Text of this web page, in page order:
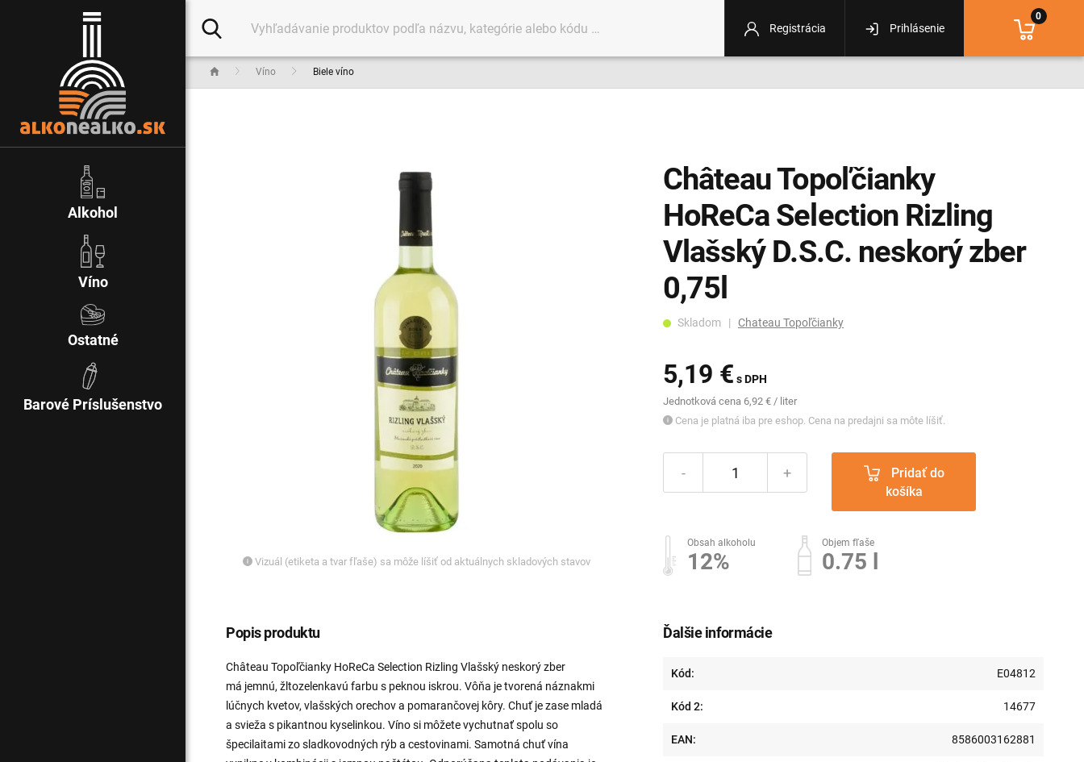
Víno Biele víno
Château Topoľčianky
HoReCa Selection Rizling
Vlašský D.S.C. neskorý zber
0,75l
Skladom | Chateau Topoľčianky
5,19 € s DPH
Jednotková cena 6,92 € / liter
Cena je platná iba pre eshop. Cena na predajni sa môte líšiť.
- +
košíka
Obsah alkoholu
12%
Objem fľaše
0.75 l
Vizuál (etiketa a tvar fľaše) sa môže líšiť od aktuálnych skladových stavov
Ďalšie informácie
Kód: E04812
Kód 2: 14677
EAN: 8586003162881
Popis produktu
Château Topoľčianky HoReCa Selection Rizling Vlašský neskorý zber
má jemnú, žltozelenkavú farbu s peknou iskrou. Vôňa je tvorená náznakmi
lúčnych kvetov, vlašských orechov a pomarančovej kôry. Chuť je zase mladá
a svieža s pikantnou kyselinkou. Víno si môžete vychutnať spolu so
špecilaitami zo sladkovodných rýb a cestovinami. Samotná chuť vína
Registrácia Prihlásenie
0
Alkohol
Víno
Ostatné
Barové Príslušenstvo